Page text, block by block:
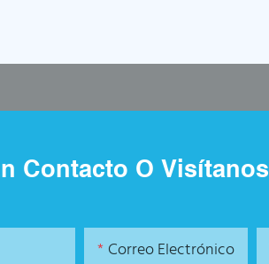
Contacto O Visítanos
Correo Electrónico